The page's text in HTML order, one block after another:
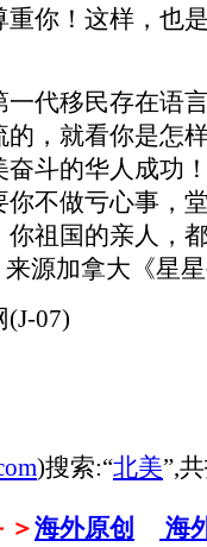
重你！这样，也
移民存在语言
的，就看你是怎
奋斗的华人成功
你不做亏心事，
你祖国的亲人，
源加拿大《星
07)
)搜索:“北美”,
＞海外原创
海